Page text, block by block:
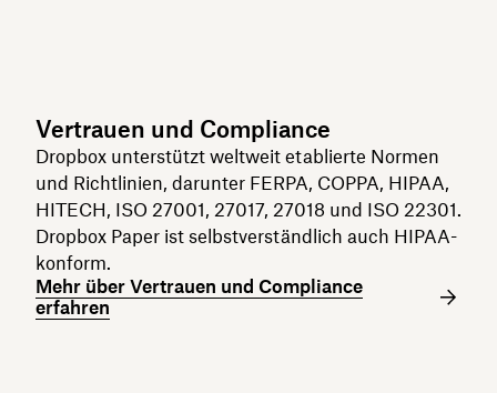
Vertrauen und Compliance
Dropbox unterstützt weltweit etablierte Normen
und Richtlinien, darunter FERPA, COPPA, HIPAA,
HITECH, ISO 27001, 27017, 27018 und ISO 22301.
Dropbox Paper ist selbstverständlich auch HIPAA-
konform.
Mehr über Vertrauen und Compliance
erfahren